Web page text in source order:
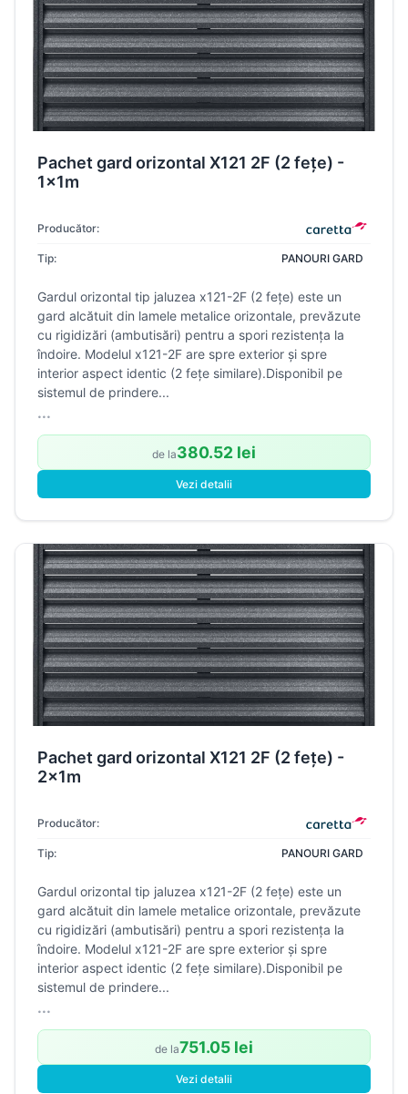
Pachet gard orizontal X121 2F (2 fețe) -
1x1m
Producător:
Tip: PANOURI GARD
Gardul orizontal tip jaluzea x121-2F (2 fețe) este un
gard alcătuit din lamele metalice orizontale, prevăzute
cu rigidizări (ambutisări) pentru a spori rezistența la
îndoire. Modelul x121-2F are spre exterior și spre
interior aspect identic (2 fețe similare).Disponibil pe
sistemul de prindere...
...
de la380.52 lei
Vezi detalii
Pachet gard orizontal X121 2F (2 fețe) -
2x1m
Producător:
Tip: PANOURI GARD
Gardul orizontal tip jaluzea x121-2F (2 fețe) este un
gard alcătuit din lamele metalice orizontale, prevăzute
cu rigidizări (ambutisări) pentru a spori rezistența la
îndoire. Modelul x121-2F are spre exterior și spre
interior aspect identic (2 fețe similare).Disponibil pe
sistemul de prindere...
...
de la751.05 lei
Vezi detalii